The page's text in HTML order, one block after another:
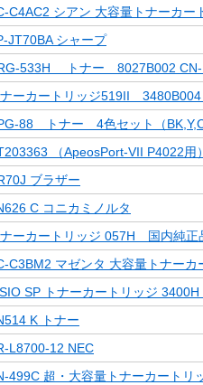
C4AC2 シアン 大容量トナーカー
JT70BA シャープ
533H トナー 8027B002 CN-
ナーカートリッジ519II
88 トナー 4色セット（
（ApeosPort-VII P4022用）
ブラザー
C コニカミノルタ
ナーカートリッジ 057H 国内純正
C3BM2 マゼンタ 大容量トナーカ
SP トナーカートリッジ 3400H
K トナー
L8700-12 NEC
499C 超・大容量トナーカートリ